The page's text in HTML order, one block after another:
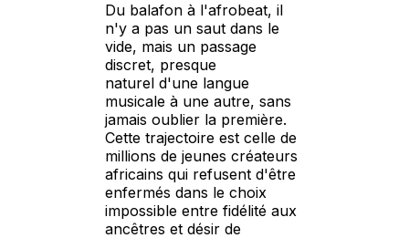
Du balafon à l'afrobeat, il
n'y a pas un saut dans le
vide, mais un passage
discret, presque
naturel d'une langue
musicale à une autre, sans
jamais oublier la première.
Cette trajectoire est celle de
millions de jeunes créateurs
africains qui refusent d'être
enfermés dans le choix
impossible entre fidélité aux
ancêtres et désir de